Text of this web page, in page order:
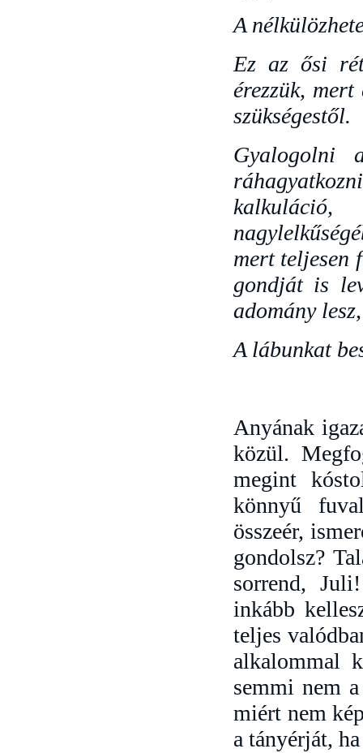
A
Ez az ősi
érezzük,
szükségestől.
Gyalogolni
kalkuláció,
mert teljesen
gondját is
adomány
A lábunkat
Anyának
közül.
megint
könnyű
összeér,
gondolsz?
sorrend,
inkább
teljes
alkalommal
semmi nem
miért nem
a tányérját,